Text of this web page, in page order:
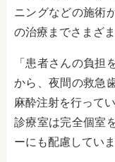
ニングなどの施術
の治療までさまざ
「患者さんの負担
から、夜間の救急
麻酔注射を行って
診療室は完全個室
ーにも配慮していま